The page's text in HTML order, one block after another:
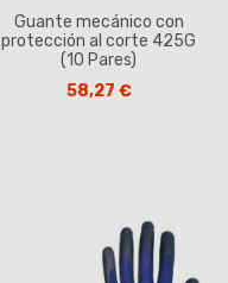
Guante mecánico con
protección al corte 425G
(10 Pares)
58,27 €